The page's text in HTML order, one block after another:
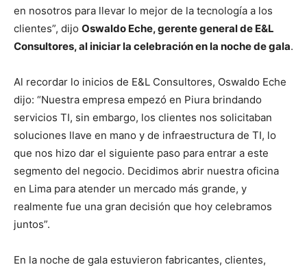
en nosotros para llevar lo mejor de la tecnología a los
clientes”, dijo Oswaldo Eche, gerente general de E&L
Consultores, al iniciar la celebración en la noche de gala.
Al recordar lo inicios de E&L Consultores, Oswaldo Eche
dijo: “Nuestra empresa empezó en Piura brindando
servicios TI, sin embargo, los clientes nos solicitaban
soluciones llave en mano y de infraestructura de TI, lo
que nos hizo dar el siguiente paso para entrar a este
segmento del negocio. Decidimos abrir nuestra oficina
en Lima para atender un mercado más grande, y
realmente fue una gran decisión que hoy celebramos
juntos”.
En la noche de gala estuvieron fabricantes, clientes,